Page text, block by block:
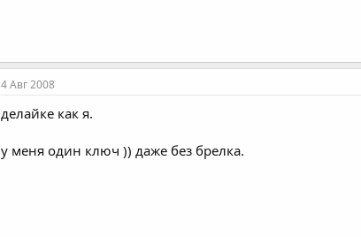
4 Авг 2008
делайке как я.
у меня один ключ )) даже без брелка.